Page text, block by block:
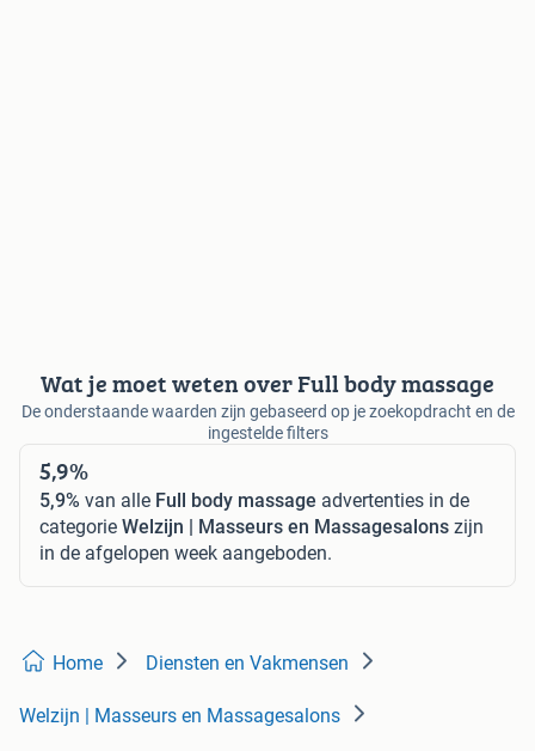
Wat je moet weten over Full body massage
De onderstaande waarden zijn gebaseerd op je zoekopdracht en de
ingestelde filters
5,9%
5,9% van alle Full body massage advertenties in de
categorie Welzijn | Masseurs en Massagesalons zijn
in de afgelopen week aangeboden.
Home Diensten en Vakmensen
Welzijn | Masseurs en Massagesalons